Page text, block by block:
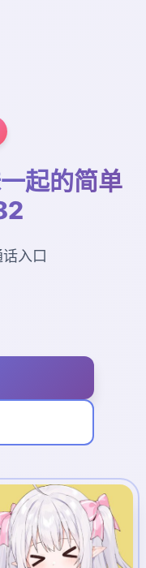
起的简单
入口